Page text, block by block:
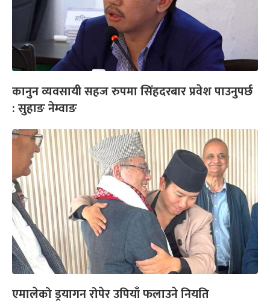
कानुन व्यवसायी सहज रुपमा सिंहदरबार प्रवेश पाउनुपर्छ
: सुहाङ नेम्वाङ
एमालेको ड्रयागन रोपेर उपियाँ फलाउने नियति